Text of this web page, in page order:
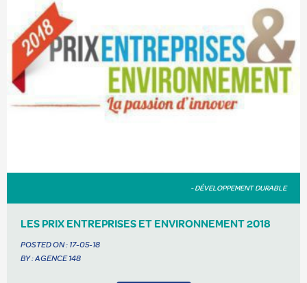
- DÉVELOPPEMENT DURABLE
LES PRIX ENTREPRISES ET ENVIRONNEMENT 2018
POSTED ON : 17-05-18
BY : AGENCE 148